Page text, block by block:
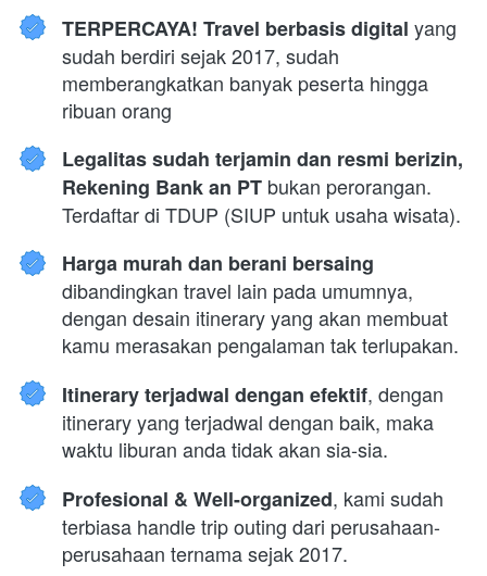
TERPERCAYA! Travel berbasis digital yang
sudah berdiri sejak 2017, sudah
memberangkatkan banyak peserta hingga
ribuan orang
Legalitas sudah terjamin dan resmi berizin,
Rekening Bank an PT bukan perorangan.
Terdaftar di TDUP (SIUP untuk usaha wisata).
dibandingkan travel lain pada umumnya,
dengan desain itinerary yang akan membuat
kamu merasakan pengalaman tak terlupakan.
Itinerary terjadwal dengan efektif, dengan
itinerary yang terjadwal dengan baik, maka
waktu liburan anda tidak akan sia-sia.
Profesional & Well-organized, kami sudah
terbiasa handle trip outing dari perusahaan-
perusahaan ternama sejak 2017.